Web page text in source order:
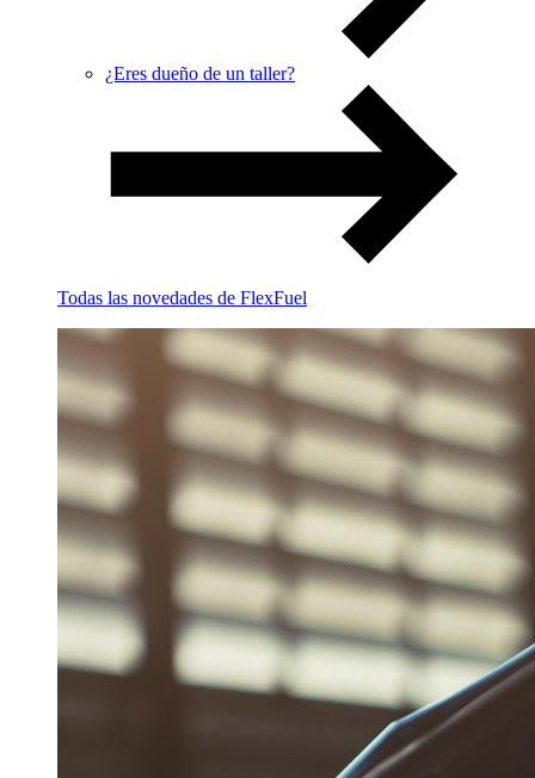
¿Eres dueño de un taller?
Todas las novedades de FlexFuel